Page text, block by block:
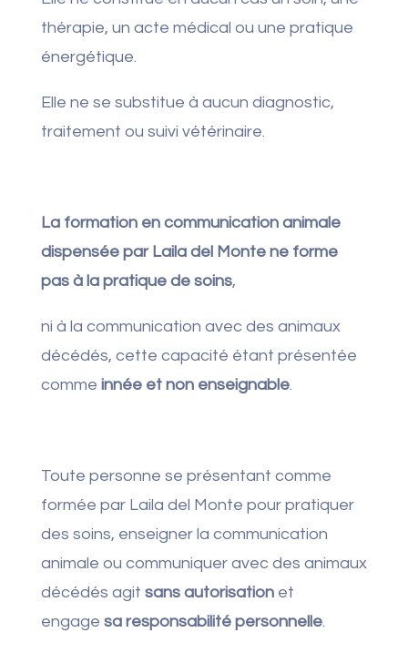
thérapie, un acte médical ou une pratique
énergétique.
Elle ne se substitue à aucun diagnostic,
traitement ou suivi vétérinaire.
La formation en communication animale
dispensée par Laila del Monte ne forme
pas à la pratique de soins,
ni à la communication avec des animaux
décédés, cette capacité étant présentée
comme innée et non enseignable.
Toute personne se présentant comme
formée par Laila del Monte pour pratiquer
des soins, enseigner la communication
animale ou communiquer avec des animaux
décédés agit sans autorisationet
engage sa responsabilité personnelle.